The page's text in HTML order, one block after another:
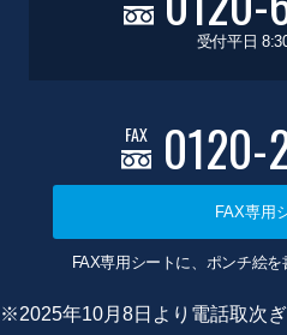
受付平日
FAX 0120-
FAX専用
FAX専用シートに、ポンチ絵を
※2025年10月8日より電話取次